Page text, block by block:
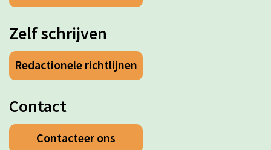
Zelf schrijven
Redactionele richtlijnen
Contact
Contacteer ons